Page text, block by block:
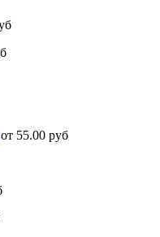
от 55.00 руб